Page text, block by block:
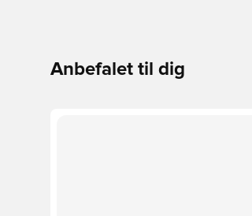
Anbefalet til dig